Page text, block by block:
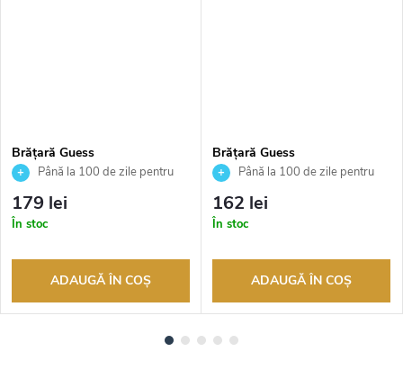
Brățară Guess
JUBB05214JWRHS
Până la 100 de zile pentru
returnarea bunurilor. Vânzător
autorizat
179 lei
În stoc
ADAUGĂ ÎN COŞ
Brățară Guess
JUBB04607JWRHS
Până la 100 de zile pentru
returnarea bunurilor. Vânzător
autorizat
162 lei
În stoc
ADAUGĂ ÎN COŞ